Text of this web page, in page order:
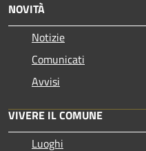
NOVITÀ
Notizie
Comunicati
Avvisi
VIVERE IL COMUNE
Luoghi